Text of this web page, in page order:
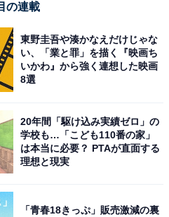
地で、温泉だけでなく、新
えそうだから」（30代女性
温泉卵などの料理を堪能で
東京都）
の連載
東野圭吾や湊かなえだけじゃな
い、「業と罪」を描く『映画ち
いかわ』から強く連想した映画
8選
20年間「駆け込み実績ゼロ」の
学校も…「こども110番の家」
は本当に必要？ PTAが直面する
理想と現実
「青春18きっぷ」販売激減の裏